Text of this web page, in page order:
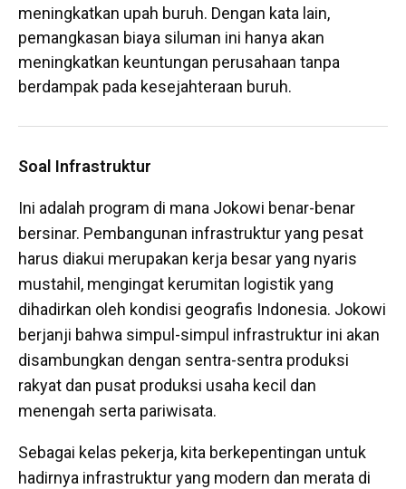
meningkatkan upah buruh. Dengan kata lain,
pemangkasan biaya siluman ini hanya akan
meningkatkan keuntungan perusahaan tanpa
berdampak pada kesejahteraan buruh.
Soal Infrastruktur
Ini adalah program di mana Jokowi benar-benar
bersinar. Pembangunan infrastruktur yang pesat
harus diakui merupakan kerja besar yang nyaris
mustahil, mengingat kerumitan logistik yang
dihadirkan oleh kondisi geografis Indonesia. Jokowi
berjanji bahwa simpul-simpul infrastruktur ini akan
disambungkan dengan sentra-sentra produksi
rakyat dan pusat produksi usaha kecil dan
menengah serta pariwisata.
Sebagai kelas pekerja, kita berkepentingan untuk
hadirnya infrastruktur yang modern dan merata di